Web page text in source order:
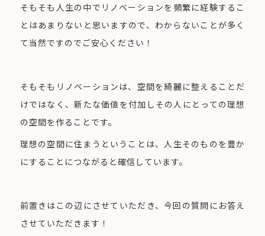
そもそも人生の中でリノベーションを頻繁に経験するこ
とはあまりないと思いますので、わからないことが多く
て当然ですのでご安心ください！
そもそもリノベーションは、空間を綺麗に整えることだ
けではなく、新たな価値を付加しその人にとっての理想
の空間を作ることです。
理想の空間に住まうということは、人生そのものを豊か
にすることにつながると確信しています。
前置きはこの辺にさせていただき、今回の質問にお答え
させていただきます！